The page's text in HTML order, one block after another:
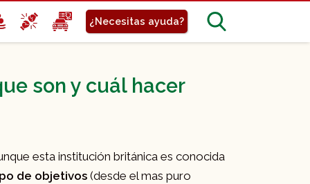
¿Necesitas ayuda?
son y cuál hacer
esta institución británica es conocida
de objetivos (desde el mas puro